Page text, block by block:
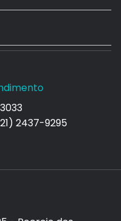
2437-9295